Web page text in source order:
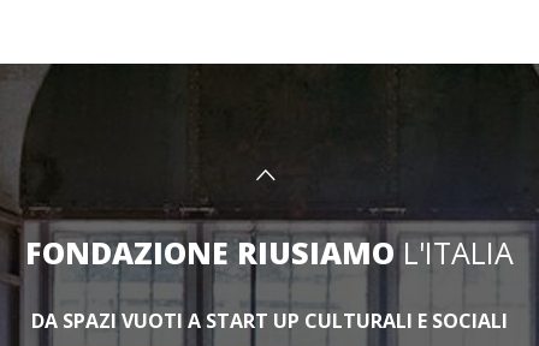
FONDAZIONE RIUSIAMOL'ITALIA
DA SPAZI VUOTI A START UP CULTURALI E SOCIALI